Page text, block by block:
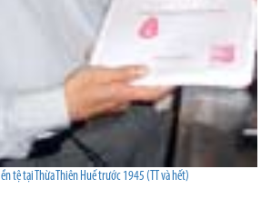
tệ tại Thừa Thiên Huế trước 1945 (TT và hết)